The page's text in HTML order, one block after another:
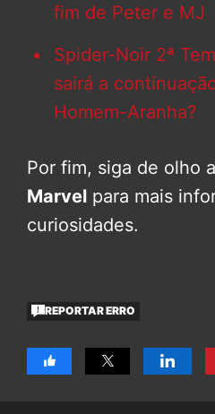
fim de Peter e MJ
Spider-Noir 2ª
sairá a
Homem-Aranha?
Por fim, siga de olho
Marvel para mais
curiosidades.
REPORTAR ERRO